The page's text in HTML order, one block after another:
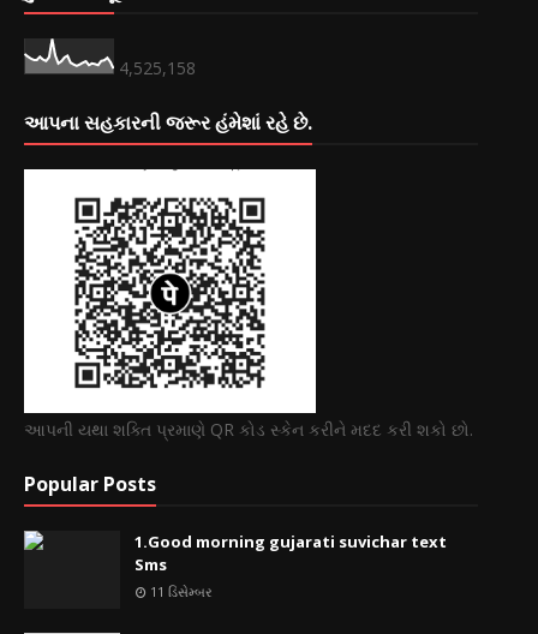
4,525,158
આપના સહકારની જરૂર હંમેશાં રહે છે.
આપની યથા શક્તિ પ્રમાણે QR કોડ સ્કેન કરીને મદદ કરી શકો છો.
Popular Posts
1.Good morning gujarati suvichar text
Sms
11 ડિસેમ્બર